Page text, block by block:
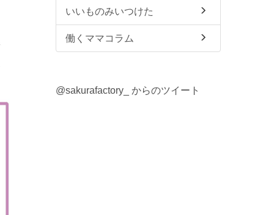
いいものみいつけた
働くママコラム
@sakurafactory_ からのツイート